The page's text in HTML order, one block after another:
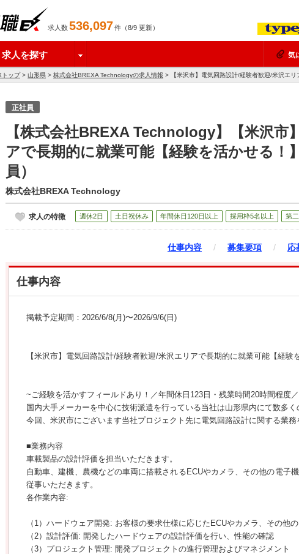
求人数536,097件（8/9 更新）
求人を探す 気
トップ> 山形県 > 株式会社BREXA Technologyの求人情報 > 【米沢市】電気回路設計/経験者歓迎/米沢エリ
正社員
【株式会社BREXA Technology】【米沢市
アで長期的に就業可能【経験を活かせる！
員）
株式会社BREXA Technology
求人の特徴 週休2日 土日祝休み 年間休日120日以上 採用枠5名以上 第
仕事内容 / 募集要項 / 応
仕事内容
掲載予定期間：2026/6/8(月)〜2026/9/6(日)
【米沢市】電気回路設計/経験者歓迎/米沢エリアで長期的に就業可能【経験
~ご経験を活かすフィールドあり！／年間休日123日・残業時間20時間程度
国内大手メーカーを中心に技術派遣を行っている当社は山形県内にて数多く
今回、米沢市にございます当社プロジェクト先に電気回路設計に関する業務
■業務内容
車載製品の設計評価を担当いただきます。
自動車、建機、農機などの車両に搭載されるECUやカメラ、その他の電子
従事いただきます。
各作業内容:
（1）ハードウェア開発: お客様の要求仕様に応じたECUやカメラ、その他
（2）設計評価: 開発したハードウェアの設計評価を行い、性能の確認
（3）プロジェクト管理: 開発プロジェクトの進行管理およびマネジメント